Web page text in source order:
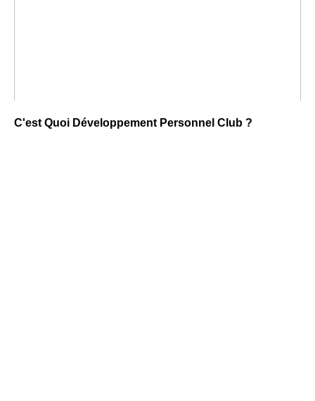
C'est Quoi Développement Personnel Club ?